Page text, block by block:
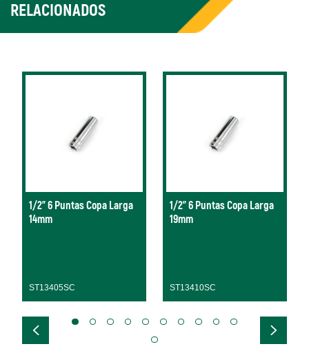
RELACIONADOS
1/2" 6 Puntas Copa Larga
14mm
ST13405SC
1/2" 6 Puntas Copa Larga
19mm
ST13410SC